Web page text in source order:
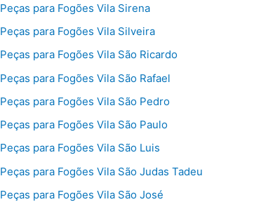
Peças para Fogões Vila Sirena
Peças para Fogões Vila Silveira
Peças para Fogões Vila São Ricardo
Peças para Fogões Vila São Rafael
Peças para Fogões Vila São Pedro
Peças para Fogões Vila São Paulo
Peças para Fogões Vila São Luis
Peças para Fogões Vila São Judas Tadeu
Peças para Fogões Vila São José